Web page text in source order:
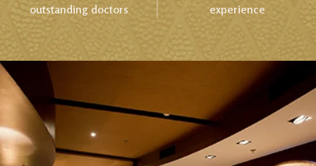
outstanding doctors experience